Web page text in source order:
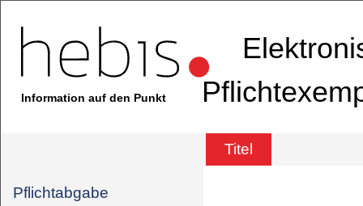
Information auf den Punkt
Titel
Pflichtabgabe